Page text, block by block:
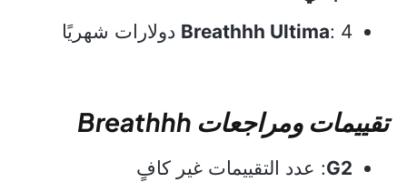
Breathhh Ultima: 4 دولارات شهريًا
تقييمات ومراجعات Breathhh
G2: عدد التقييمات غير كافٍ